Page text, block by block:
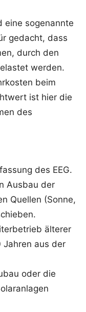
eine sogenannte
gedacht, dass
durch den
werden.
beim
ist hier die
des
des EEG.
Ausbau der
Quellen (Sonne,
älterer
Jahren aus der
oder die